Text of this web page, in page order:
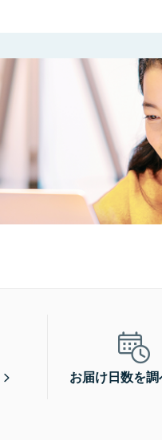
お届け日数を調